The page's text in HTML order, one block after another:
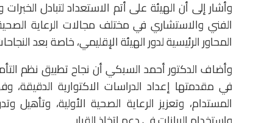
وأشار إلى أن الهيئة على أتم الاستعداد لتبادل
الفني والاستشاري في مختلف مجالات الرعاية
المحاور الرئيسية لدور الهيئة الإقليمي، خاصة بعد
وأضاف الدكتور أحمد السبكي أن نجاح تطبيق نظم
في مقدمتها إعداد الدراسات الاكتوارية
المستدام، وتعزيز الرعاية الصحية الأولية،